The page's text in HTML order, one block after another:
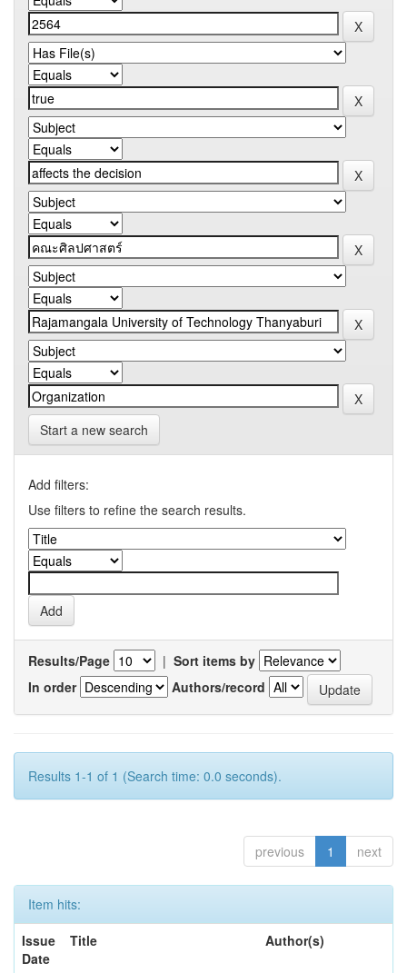
Start a new search
Add filters:
Use filters to refine the search results.
Results/Page | Sort items by
In order
Authors/record
Results 1-1 of 1 (Search time: 0.0 seconds).
previous 1 next
Item hits:
Issue
Date
Title Author(s)